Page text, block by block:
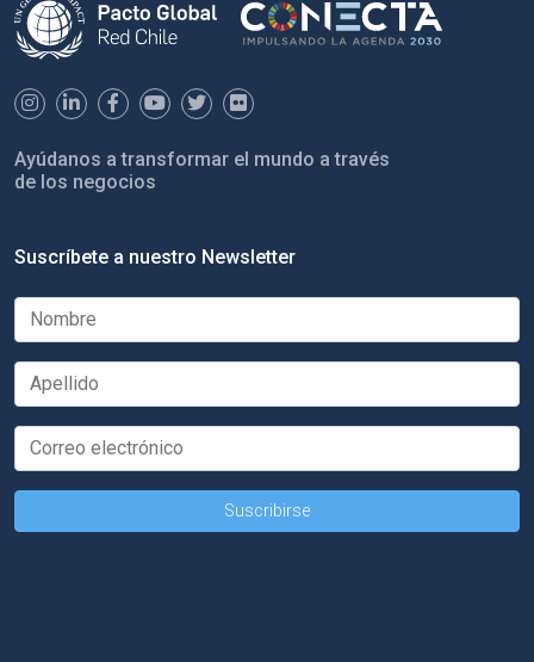
Ayúdanos a transformar el mundo a través
de los negocios
Suscríbete a nuestro Newsletter